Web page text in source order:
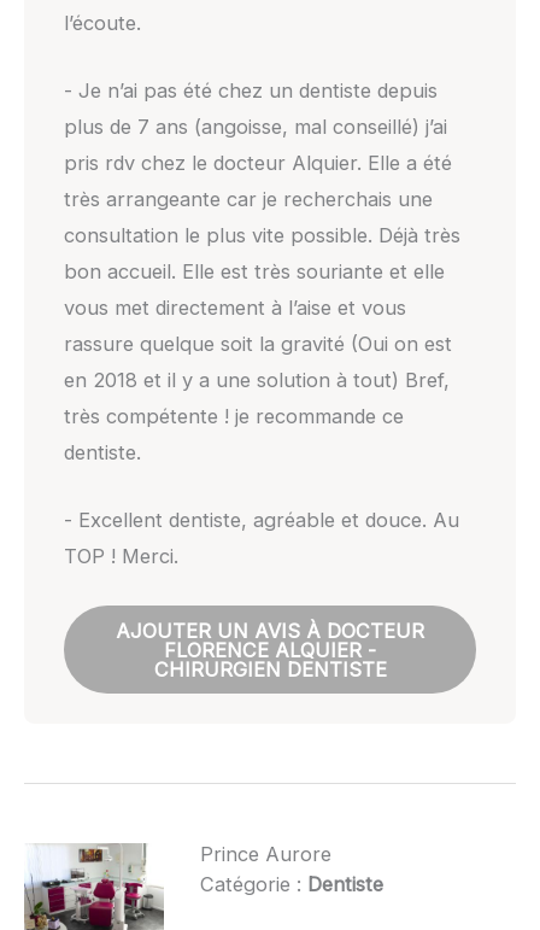
l’écoute.
- Je n’ai pas été chez un dentiste depuis
plus de 7 ans (angoisse, mal conseillé) j’ai
pris rdv chez le docteur Alquier. Elle a été
très arrangeante car je recherchais une
consultation le plus vite possible. Déjà très
bon accueil. Elle est très souriante et elle
vous met directement à l’aise et vous
rassure quelque soit la gravité (Oui on est
en 2018 et il y a une solution à tout) Bref,
très compétente ! je recommande ce
dentiste.
- Excellent dentiste, agréable et douce. Au
TOP ! Merci.
AJOUTER UN AVIS À DOCTEUR
FLORENCE ALQUIER -
CHIRURGIEN DENTISTE
Prince Aurore
Catégorie : Dentiste